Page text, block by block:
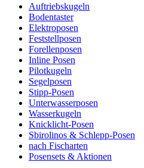
Auftriebskugeln
Bodentaster
Elektroposen
Feststellposen
Forellenposen
Inline Posen
Pilotkugeln
Segelposen
Stipp-Posen
Unterwasserposen
Wasserkugeln
Knicklicht-Posen
Sbirolinos & Schlepp-Posen
nach Fischarten
Posensets & Aktionen